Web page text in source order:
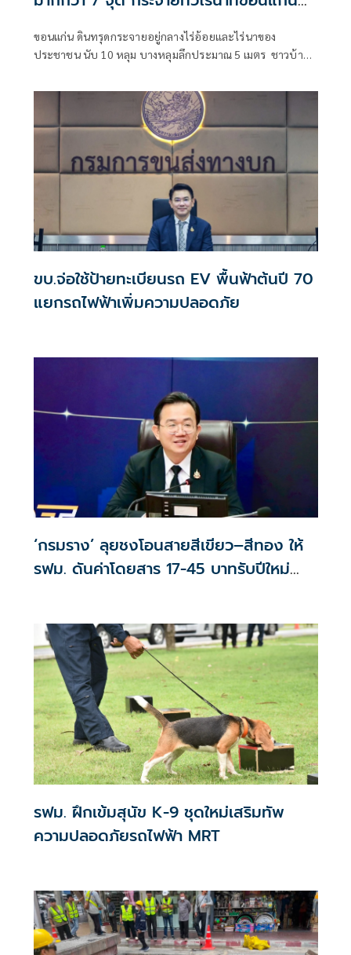
ขอนแก่น ดินทรุดกระจายอยู่กลางไร่อ้อยและไร่นาของ
ประชาชน นับ 10 หลุม บางหลุมลึกประมาณ 5 เมตร ชาวบ้าน
แนวทางช่วยเห
ขบ.จ่อใช้ป้ายทะเบียนรถ EV พื้นฟ้าต้นปี 70
แยกรถไฟฟ้าเพิ่มความปลอดภัย
‘กรมราง’ ลุยชงโอนสายสีเขียว–สีทอง ให้
รฟม. ดันค่าโดยสาร 17-45 บาทรับปีใหม่
รฟม. ฝึกเข้มสุนัข K-9 ชุดใหม่เสริมทัพ
ความปลอดภัยรถไฟฟ้า MRT